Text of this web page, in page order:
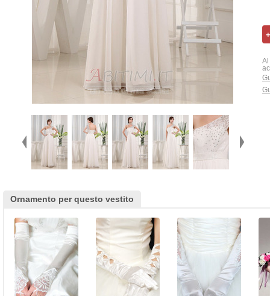
Al
Ornamento per questo vestito